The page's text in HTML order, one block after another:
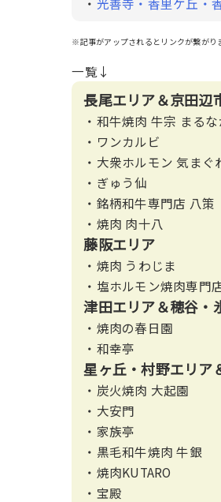
※記事がアップされるとリンクが繋がり
一覧↓
長尾エリア＆京田辺
・和牛焼肉 牛宗 まる
・ワンカルビ
・大衆ホルモン 気まぐ
・ぎゅう仙
・銘柄和牛専門店 八策
・焼肉 肉十八
藤阪エリア
・焼肉 うわじま
・塩ホルモン焼肉専門
津田エリア＆穂谷・
・焼肉の春日園
・和幸亭
星ヶ丘・村野エリア
・炭火焼肉 大起園
・大安門
・家族亭
・黒毛和牛焼肉 牛銀
・焼肉KUTARO
・宝殿